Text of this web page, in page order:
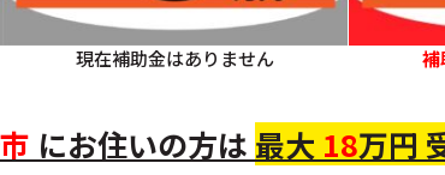
現在補助金はありません 補
にお住いの方は 最大 18万円